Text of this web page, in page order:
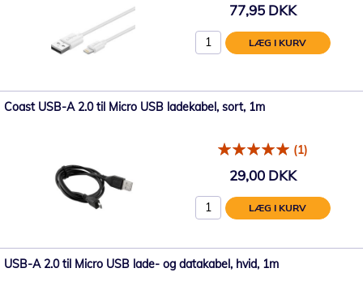
77,95 DKK
LÆG I KURV
Coast USB-A 2.0 til Micro USB ladekabel, sort, 1m
(1)
29,00 DKK
LÆG I KURV
USB-A 2.0 til Micro USB lade- og datakabel, hvid, 1m